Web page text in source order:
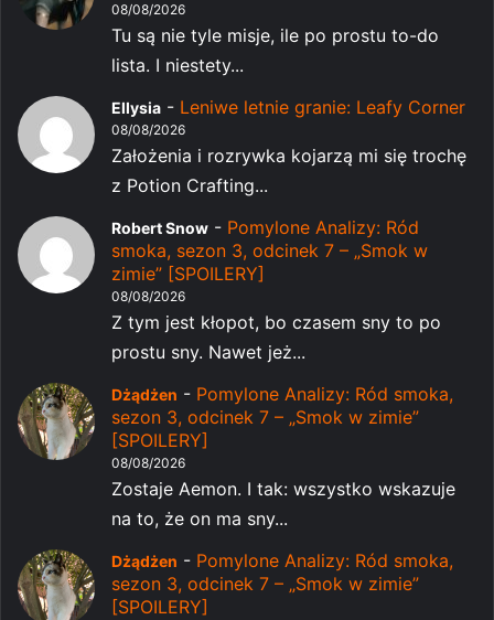
08/08/2026
Tu są nie tyle misje, ile po prostu to-do
lista. I niestety...
Ellysia - Leniwe letnie granie: Leafy Corner
08/08/2026
Założenia i rozrywka kojarzą mi się trochę
z Potion Crafting...
Robert Snow - Pomylone Analizy: Ród
smoka, sezon 3, odcinek 7 – „Smok w
zimie” [SPOILERY]
08/08/2026
Z tym jest kłopot, bo czasem sny to po
prostu sny. Nawet jeż...
Dżądżen - Pomylone Analizy: Ród smoka,
sezon 3, odcinek 7 – „Smok w zimie”
[SPOILERY]
08/08/2026
Zostaje Aemon. I tak: wszystko wskazuje
na to, że on ma sny...
Dżądżen - Pomylone Analizy: Ród smoka,
sezon 3, odcinek 7 – „Smok w zimie”
[SPOILERY]